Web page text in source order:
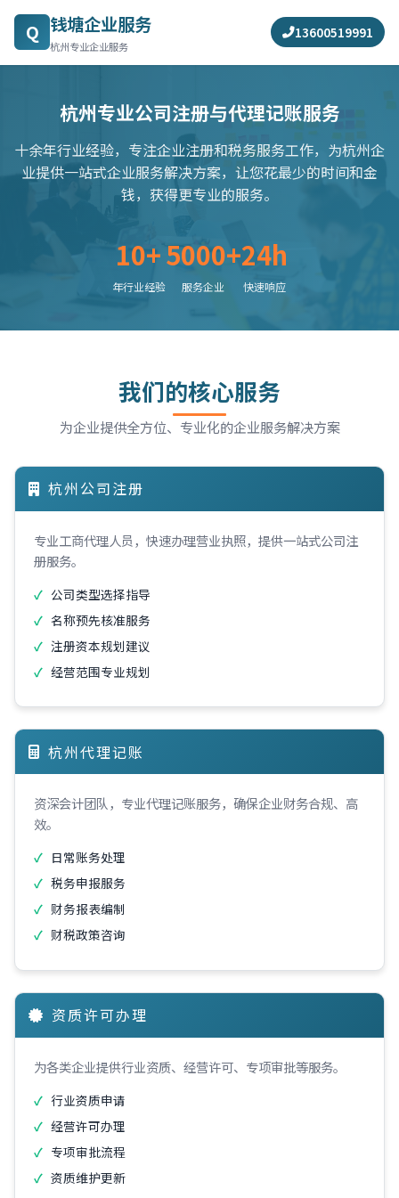
Q 钱塘企业服务
杭州专业企业服务
13600519991
杭州专业公司注册与代理记账服务
十余年行业经验，专注企业注册和税务服务工作，为杭州企
业提供一站式企业服务解决方案，让您花最少的时间和金
钱，获得更专业的服务。
10+
年行业经验
5000+
服务企业
24h
快速响应
我们的核心服务
为企业提供全方位、专业化的企业服务解决方案
杭州公司注册
专业工商代理人员，快速办理营业执照，提供一站式公司注
册服务。
公司类型选择指导
名称预先核准服务
注册资本规划建议
经营范围专业规划
杭州代理记账
资深会计团队，专业代理记账服务，确保企业财务合规、高
效。
日常账务处理
税务申报服务
财务报表编制
财税政策咨询
资质许可办理
为各类企业提供行业资质、经营许可、专项审批等服务。
行业资质申请
经营许可办理
专项审批流程
资质维护更新